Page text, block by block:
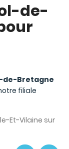
de-
de-Bretagne
filiale
Et-Vilaine sur